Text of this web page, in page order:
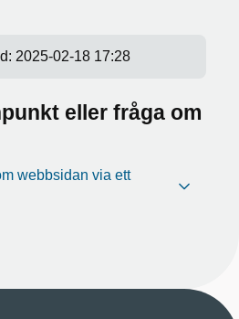
2025-02-18 17:28
eller fråga om
webbsidan via ett